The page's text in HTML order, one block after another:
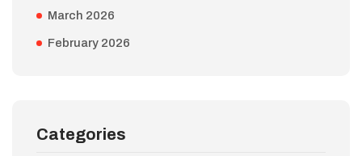
March 2026
February 2026
Categories